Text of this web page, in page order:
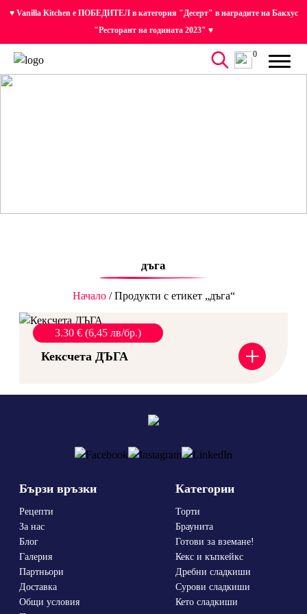
♥ Vanilla Kitchen е ПОБЕДИТЕЛ в категория "Десерт" в наградите на Бакхус
"Ресторант на годината 2023" ♥
0
дъга
Начало/ Продукти с етикет „дъга“
Кексчета ДЪГА +
3.30 € (6,45 лв/бр.)
Бързи връзки
Рецепти
За нас
Блог
Галерия
Партньори
Доставка
Общи условия
Категории
Торти
Браунита
Готови за вземане!
Кекс и къпкейкс
Дребни сладкиши
Сурови сладкиши
Кето сладкиши